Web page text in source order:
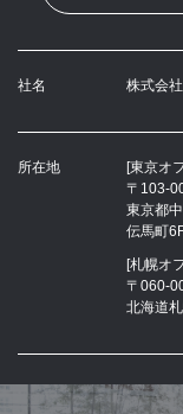
社名 株式会
所在地
[東京オ
〒103-
東京都
伝馬町
[札幌オ
〒060-
北海道